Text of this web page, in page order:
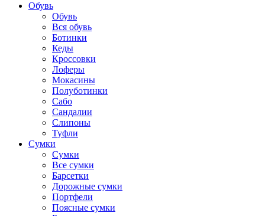
Обувь
Обувь
Вся обувь
Ботинки
Кеды
Кроссовки
Лоферы
Мокасины
Полуботинки
Сабо
Сандалии
Слипоны
Туфли
Сумки
Сумки
Все сумки
Барсетки
Дорожные сумки
Портфели
Поясные сумки